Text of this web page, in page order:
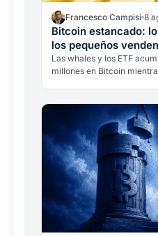
Francesco Campisi 8
Bitcoin estancado:
los pequeños
Las whales y los ETF
millones en Bitcoin